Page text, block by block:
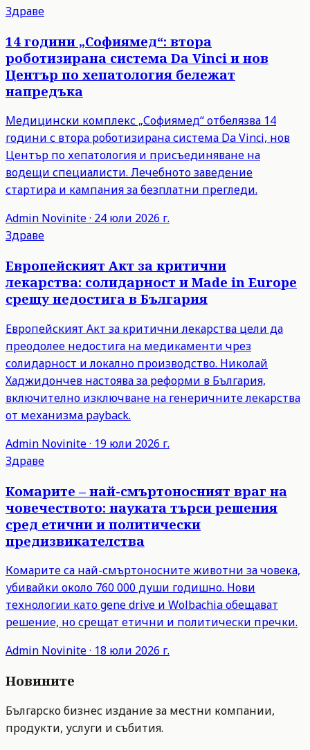
Здраве
14 години „Софиямед“: втора
роботизирана система Da Vinci и нов
Център по хепатология бележат
напредъка
Медицински комплекс „Софиямед“ отбелязва 14
години с втора роботизирана система Da Vinci, нов
Център по хепатология и присъединяване на
водещи специалисти. Лечебното заведение
стартира и кампания за безплатни прегледи.
Admin Novinite· 24 юли 2026 г.
Здраве
Европейският Акт за критични
лекарства: солидарност и Made in Europe
срещу недостига в България
Европейският Акт за критични лекарства цели да
преодолее недостига на медикаменти чрез
солидарност и локално производство. Николай
Хаджидончев настоява за реформи в България,
включително изключване на генеричните лекарства
от механизма payback.
Admin Novinite· 19 юли 2026 г.
Здраве
Комарите – най-смъртоносният враг на
човечеството: науката търси решения
сред етични и политически
предизвикателства
Комарите са най-смъртоносните животни за човека,
убивайки около 760 000 души годишно. Нови
технологии като gene drive и Wolbachia обещават
решение, но срещат етични и политически пречки.
Admin Novinite· 18 юли 2026 г.
Новините
Българско бизнес издание за местни компании,
продукти, услуги и събития.